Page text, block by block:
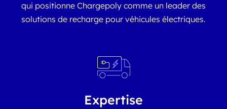
qui positionne Chargepoly comme un leader des
solutions de recharge pour véhicules électriques.
Expertise